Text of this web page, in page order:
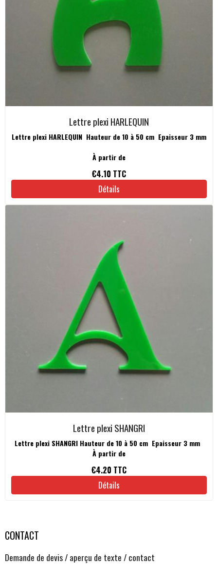
Lettre plexi HARLEQUIN
Lettre plexi HARLEQUIN Hauteur de 10 à 50 cm Epaisseur 3 mm
À partir de
€4.10 TTC
Détails
Lettre plexi SHANGRI
Lettre plexi SHANGRI Hauteur de 10 à 50 cm Epaisseur 3 mm
À partir de
€4.20 TTC
Détails
CONTACT
Demande de devis / aperçu de texte / contact